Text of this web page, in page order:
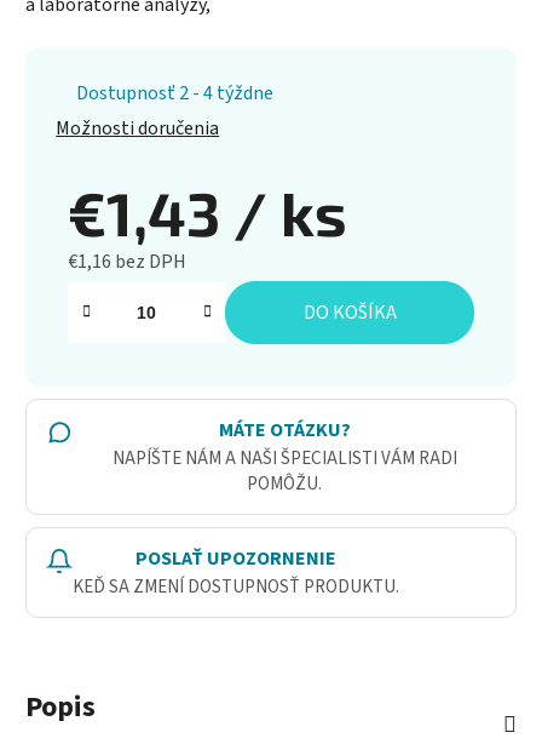
Dostupnosť 2 - 4 týždne
Možnosti doručenia
€1,43 / ks
€1,16 bez DPH
Jednotková cena:
DO KOŠÍKA
MÁTE OTÁZKU?
NAPÍŠTE NÁM A NAŠI ŠPECIALISTI VÁM RADI
POMÔŽU.
POSLAŤ UPOZORNENIE
KEĎ SA ZMENÍ DOSTUPNOSŤ PRODUKTU.
Popis